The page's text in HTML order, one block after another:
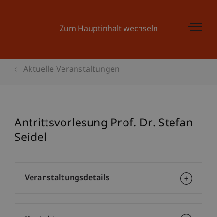
Zum Hauptinhalt wechseln
Aktuelle Veranstaltungen
Antrittsvorlesung Prof. Dr. Stefan
Seidel
Veranstaltungsdetails